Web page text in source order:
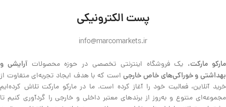
پست الکترونیکی
info@marcomarkets.ir
مارکو مارکت، یک فروشگاه اینترنتی تخصصی در حوزه محصولاتآرایشی و
بهداشتی و خوراکی‌های خاص خارجیاست که با هدف ایجاد تجربه‌ای متفاوت از
خرید آنلاین، فعالیت خود را آغاز کرده است. ما در مارکو مارکت تلاش کرده‌ایم
مجموعه‌ای متنوع و به‌روز از برندهای معتبر داخلی و خارجی را گردآوری کنیم تا